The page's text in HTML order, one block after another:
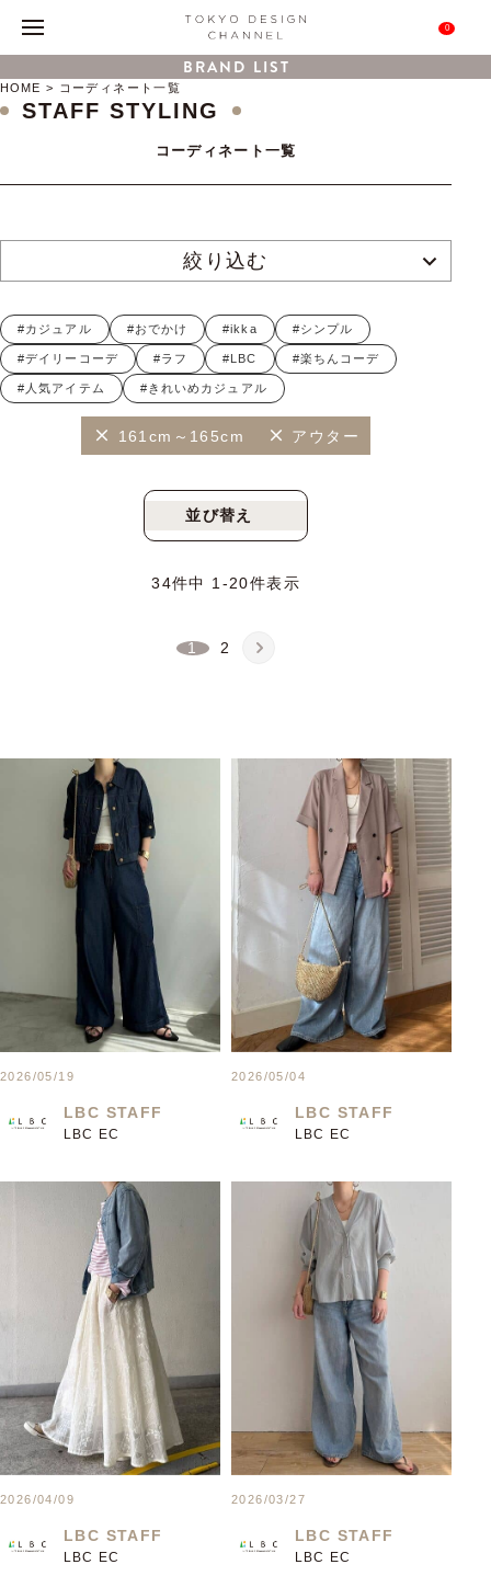
0
BRAND LIST
HOME コーディネート一覧
STAFF STYLING
コーディネート一覧
絞り込む
#カジュアル #おでかけ #ikka #シンプル
#デイリーコーデ #ラフ #LBC #楽ちんコーデ
#人気アイテム #きれいめカジュアル
161cm～165cm アウター
並び替え
34件中 1 -20件表示
1 2
2026/05/19
LBC STAFF
LBC EC
2026/05/04
LBC STAFF
LBC EC
2026/04/09
LBC STAFF
LBC EC
2026/03/27
LBC STAFF
LBC EC